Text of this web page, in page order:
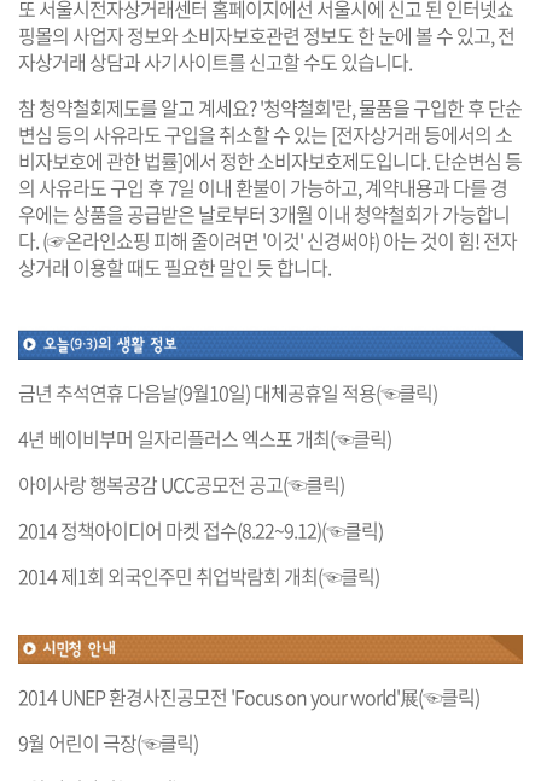
또 서울시전자상거래센터 홈페이지에선 서울시에 신고 된 인터넷쇼
핑몰의 사업자 정보와 소비자보호관련 정보도 한 눈에 볼 수 있고,전
자상거래 상담과사기사이트를 신고할 수도 있습니다.
참 청약철회제도를 알고 계세요? '청약철회'란, 물품을 구입한 후 단순
변심 등의 사유라도 구입을 취소할 수 있는 [전자상거래 등에서의 소
비자보호에 관한 법률]에서 정한 소비자보호제도입니다. 단순변심 등
의 사유라도 구입 후 7일 이내 환불이 가능하고, 계약내용과 다를 경
우에는 상품을 공급받은 날로부터 3개월 이내 청약철회가 가능합니
다.(☞온라인쇼핑 피해 줄이려면 '이것' 신경써야)아는 것이 힘! 전자
상거래 이용할 때도 필요한 말인 듯 합니다.
금년 추석연휴 다음날(9월10일) 대체공휴일 적용(☜클릭)
4년 베이비부머 일자리플러스 엑스포 개최(☜클릭)
아이사랑 행복공감 UCC공모전 공고(☜클릭)
2014 정책아이디어 마켓 접수(8.22~9.12)(☜클릭)
2014 제1회 외국인주민 취업박람회 개최(☜클릭)
2014 UNEP 환경사진공모전 'Focus on your world'展(☜클릭)
9월 어린이 극장(☜클릭)